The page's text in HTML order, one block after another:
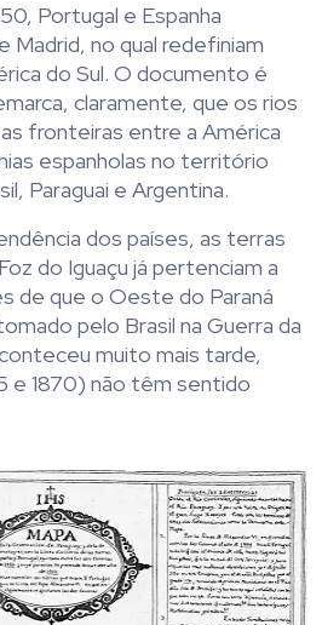
Portugal e Espanha
Madrid, no qual redefiniam
do Sul. O documento é
claramente, que os rios
fronteiras entre a América
espanholas no território
Paraguai e Argentina.
dos países, as terras
do Iguaçu já pertenciam a
de que o Oeste do Paraná
pelo Brasil na Guerra da
muito mais tarde,
e 1870) não têm sentido